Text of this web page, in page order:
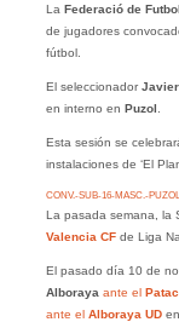
La Federació de
de jugadores
fútbol.
El seleccionador
en interno en Puzol
Esta sesión se
instalaciones de ‘El
CONV.-SUB-16-MASC.-PUZOL
La pasada semana, la
Valencia CF de Liga
El pasado día 10 de
Alboraya ante el
ante el Alboraya UD en